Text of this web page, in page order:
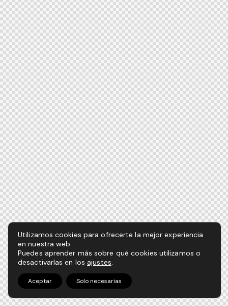
Utilizamos cookies para ofrecerte la mejor experiencia
en nuestra web.
Puedes aprender más sobre qué cookies utilizamos o
desactivarlas en los ajustes.
Aceptar Solo necesarias